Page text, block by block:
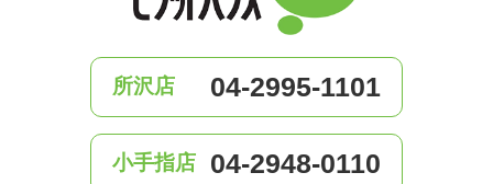
所沢店 04-2995-1101
小手指店 04-2948-0110